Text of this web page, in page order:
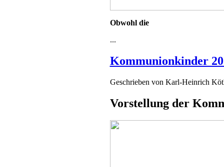
Obwohl die
...
Kommunionkinder
Geschrieben von Karl-Heinrich
Vorstellung der